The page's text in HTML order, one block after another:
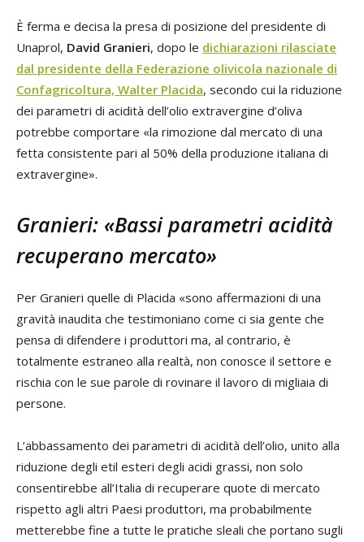
È ferma e decisa la presa di posizione del presidente di
Unaprol, David Granieri, dopo le dichiarazioni rilasciate
dal presidente della Federazione olivicola nazionale di
Confagricoltura, Walter Placida, secondo cui la riduzione
dei parametri di acidità dell’olio extravergine d’oliva
potrebbe comportare «la rimozione dal mercato di una
fetta consistente pari al 50% della produzione italiana di
extravergine».
Granieri: «Bassi parametri acidità
recuperano mercato»
Per Granieri quelle di Placida «sono affermazioni di una
gravità inaudita che testimoniano come ci sia gente che
pensa di difendere i produttori ma, al contrario, è
totalmente estraneo alla realtà, non conosce il settore e
rischia con le sue parole di rovinare il lavoro di migliaia di
persone.
L’abbassamento dei parametri di acidità dell’olio, unito alla
riduzione degli etil esteri degli acidi grassi, non solo
consentirebbe all’Italia di recuperare quote di mercato
rispetto agli altri Paesi produttori, ma probabilmente
metterebbe fine a tutte le pratiche sleali che portano sugli